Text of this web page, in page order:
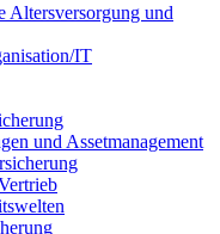
Altersversorgung und
IT
und Assetmanagement